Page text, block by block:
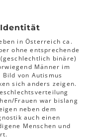
in Österreich ca.
ohne entsprechende
binäre)
Männer im
von Autismus
sich anders zeigen.
Frauen war bislang
neben dem
auch einen
Menschen und